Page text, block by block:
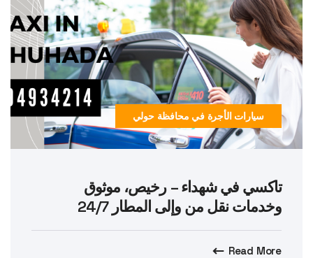
سيارات الأجرة في محافظة حولي
تاكسي في شهداء – رخيص، موثوق
وخدمات نقل من وإلى المطار 24/7
Read More